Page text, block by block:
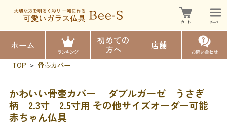
ホーム
初めての
方へ
店舗
TOP > 骨壺カバー
かわいい骨壺カバー ダブルガーゼ うさぎ
柄 2.3寸 2.5寸用 その他サイズオーダー可能
赤ちゃん仏具